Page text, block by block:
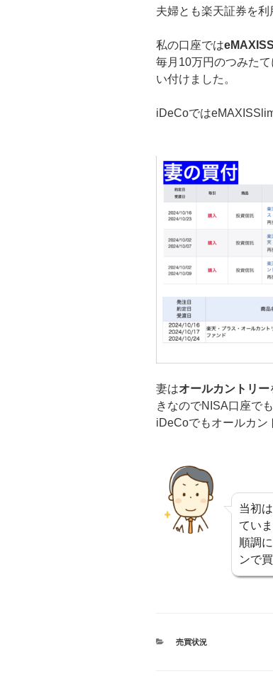
夫婦とも楽天証券を利
私の口座では
毎月10万円のつみた
い付けました。
iDeCoでは
妻はオールカントリー
きなのでNISA口座で
iDeCoでもオールカン
当初
ていま
順調
ンで
カ
売買状況